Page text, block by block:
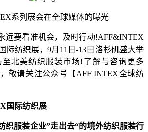
列展会在全球媒体的曝光
要看准机会，及时行动!AFF&INTEX
际纺织展，9月11日-13日洛杉矶盛大举
北美纺织服装市场!了解与咨询更多
敬请关注公众号【AFF INTEX全球纺
国际纺织展
服装企业”走出去“的境外纺织服装行